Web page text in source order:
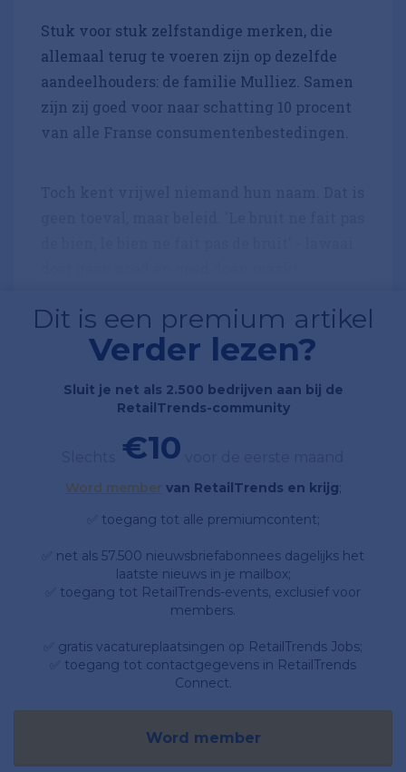
Stuk voor stuk zelfstandige merken, die
allemaal terug te voeren zijn op dezelfde
aandeelhouders: de familie Mulliez. Samen
zijn zij goed voor naar schatting 10 procent
van alle Franse consumentenbestedingen.
Dit is een premium artikel
Verder lezen?
Sluit je net als 2.500 bedrijven aan bij de
RetailTrends-community
€10
Word member van RetailTrends en krijg;
✅ toegang tot alle premiumcontent;
✅ net als 57.500 nieuwsbriefabonnees dagelijks het
laatste nieuws in je mailbox;
✅ toegang tot RetailTrends-events, exclusief voor
members.
✅ gratis vacatureplaatsingen op RetailTrends Jobs;
✅ toegang tot contactgegevens in RetailTrends
Connect.
Word member